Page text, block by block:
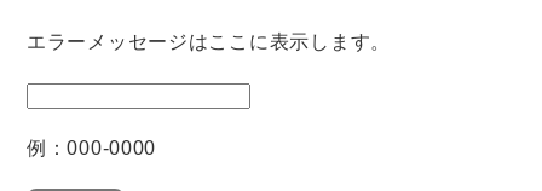
エラーメッセージはここに表示します。
例：000-0000